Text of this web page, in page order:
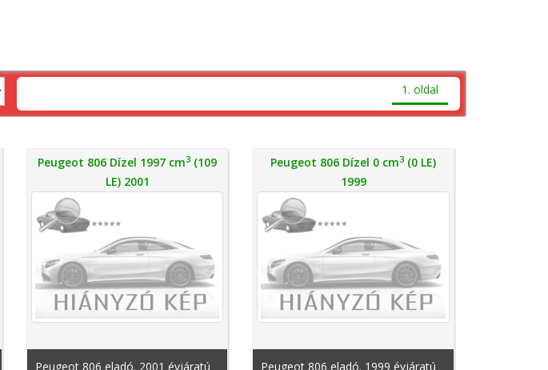
1. oldal
Peugeot 806 Dízel 1997 cm3 (109
LE) 2001
Peugeot 806 eladó. 2001 évjáratú
Peugeot 806 Dízel 0 cm3 (0 LE)
1999
Peugeot 806 eladó. 1999 évjáratú